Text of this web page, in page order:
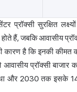
प्रॉक्सीसुरक्षित
हैं, जबकि आवासीय
कारण है कि इनकी कीमत
प्रॉक्सी बाजार
और 2030 तक इसके